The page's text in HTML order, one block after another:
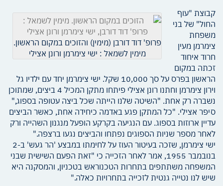
פרופ' דוד דורבן (מימין) והזוכים במקום הראשון.
מימין לשמאל : ישי צימרמן ורונן אצילי
קבוצת "עוף
החול" של בני
משפחת
צימרמן מעין
חרוד איחוד
זכתה במקום
הראשון בפרס על סך 10,000 שקל. ישי צימרמן יחד עם ילדיו גל
וירון צימרמן וחתנו רונן אצילי פיתחו מתקן המכיל 4 ביצים, שמתוכן
נשברה רק אחת. "השיטה שלנו הייתה שכל ביצה עטופה בספוג,"
סיפר אצילי. "כל המתקן פגע באדמה כיחידה אחת, כאשר הביצים
עדיין ארוזות בספוג. עם הנגיעה בקרקע הופעל מנגנון השהייה ורק
לאחר מספר שניות הספוגים נפתחו והביצים נגעו ברצפה."
ישי צימרמן, שזכה בעיטור העוז על לחימתו במבצע 'הר געש' ב-2
בנובמבר 1955, אמר לאחר הזכייה כי "זאת הפעם השישית שבני
המשפחה משתתפים בתחרות הטכנוראש בטכניון, והמסקנה היא
שיש לנו נטייה גנטית לזכייה בתחרויות כאלה."